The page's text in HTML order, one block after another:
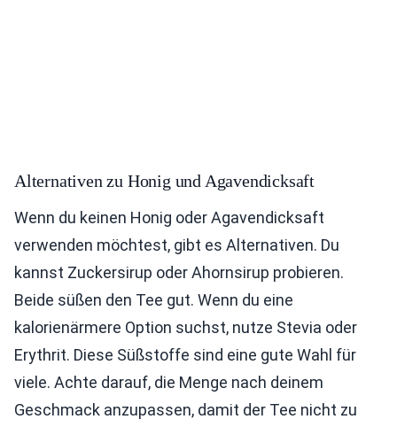
Alternativen zu Honig und Agavendicksaft
Wenn du keinen Honig oder Agavendicksaft
verwenden möchtest, gibt es Alternativen. Du
kannst Zuckersirup oder Ahornsirup probieren.
Beide süßen den Tee gut. Wenn du eine
kalorienärmere Option suchst, nutze Stevia oder
Erythrit. Diese Süßstoffe sind eine gute Wahl für
viele. Achte darauf, die Menge nach deinem
Geschmack anzupassen, damit der Tee nicht zu